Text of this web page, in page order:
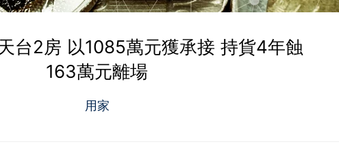
台2房 以1085萬元獲承接 持貨4年蝕
163萬元離場
用家